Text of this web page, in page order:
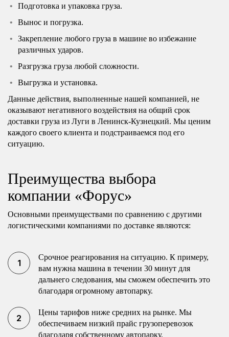
Подготовка и упаковка груза.
Вынос и погрузка.
Закрепление любого груза в машине во избежание
различных ударов.
Разгрузка груза любой сложности.
Выгрузка и установка.
Данные действия, выполненные нашей компанией, не
оказывают негативного воздействия на общий срок
доставки груза из Луги в Ленинск-Кузнецкий. Мы ценим
каждого своего клиента и подстраиваемся под его
ситуацию.
Преимущества выбора
компании «Форус»
Основными преимуществами по сравнению с другими
логистическими компаниями по доставке являются:
Срочное реагирования на ситуацию. К примеру,
вам нужна машина в течении 30 минут для
дальнего следования, мы сможем обеспечить это
благодаря огромному автопарку.
Цены тарифов ниже средних на рынке. Мы
обеспечиваем низкий прайс грузоперевозок
благодаря собственному автопарку.